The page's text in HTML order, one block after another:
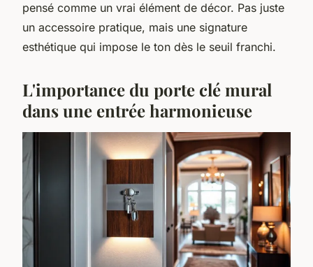
pensé comme un vrai élément de décor. Pas juste
un accessoire pratique, mais une signature
esthétique qui impose le ton dès le seuil franchi.
L'importance du porte clé mural
dans une entrée harmonieuse